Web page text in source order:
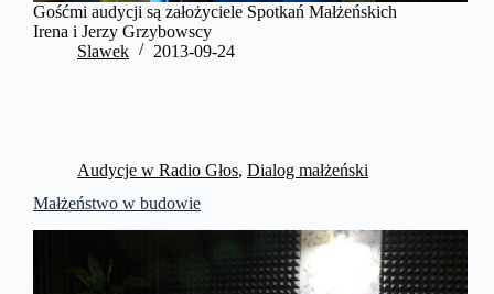
Gośćmi audycji są założyciele Spotkań Małżeńskich
Irena i Jerzy Grzybowscy
Slawek
2013-09-24
Audycje w Radio Głos, Dialog małżeński
Małżeństwo w budowie